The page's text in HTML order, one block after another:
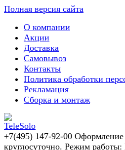
Полная версия сайта
О компании
Акции
Доставка
Самовывоз
Контакты
Политика обработки
Рекламация
Сборка и монтаж
+7(495) 147-92-00 Оформление
круглосуточно. Режим